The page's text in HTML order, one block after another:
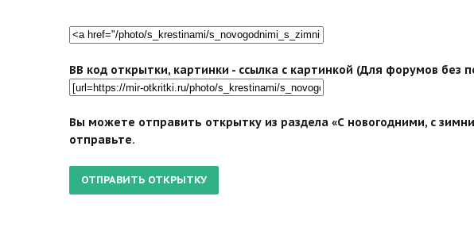
BB код открытки, картинки - ссылка с картинкой (Для форумов без
Вы можете отправить открытку из раздела «С новогодними, с
отправьте.